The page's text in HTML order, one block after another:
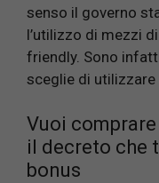
senso il governo
l’utilizzo di mezzi
friendly. Sono
sceglie di utilizzare
Vuoi
il decreto che
bonus